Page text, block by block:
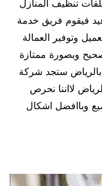
تنظيف المنازل
فيقوم فريق خدمة
وتوفير العمالة
وبصورة ممتازة
ستجد شركة
لااننا نحرص
وباافضل اشكال